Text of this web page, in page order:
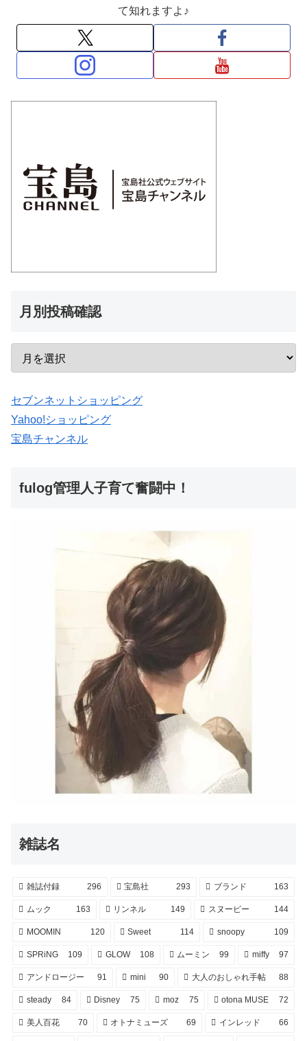
て知れますよ♪
月別投稿確認
セブンネットショッピング
Yahoo!ショッピング
宝島チャンネル
fulog管理人子育て奮闘中！
雑誌名
雑誌付録 296 宝島社 293 ブランド 163
ムック 163 リンネル 149 スヌーピー 144
MOOMIN 120 Sweet 114 snoopy 109
SPRiNG 109 GLOW 108 ムーミン 99 miffy 97
アンドロージー 91 mini 90 大人のおしゃれ手帖 88
steady 84 Disney 75 moz 75 otona MUSE 72
美人百花 70 オトナミューズ 69 インレッド 66